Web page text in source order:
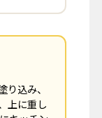
込み、
上に重し